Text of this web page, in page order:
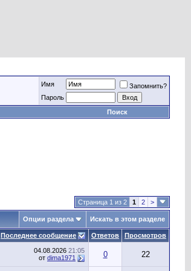
Имя
Запомнить?
Пароль
Поиск
Страница 1 из 2 1 2 >
Опции раздела Искать в этом разделе
Последнее сообщение Ответов Просмотров
04.08.2026 21:05
от dima1971 0 22